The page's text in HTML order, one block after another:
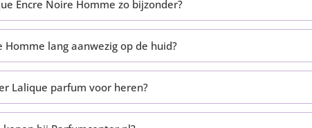
Encre Noire Homme zo bijzonder?
Homme lang aanwezig op de huid?
Lalique parfum voor heren?